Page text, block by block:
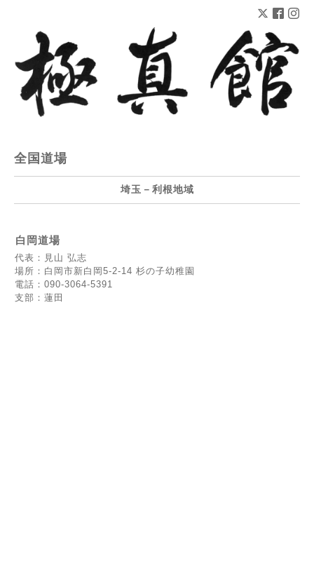
全国道場
埼玉－利根地域
白岡道場
代表：見山 弘志
場所：白岡市新白岡5-2-14 杉の子幼稚園
電話：090-3064-5391
支部：蓮田